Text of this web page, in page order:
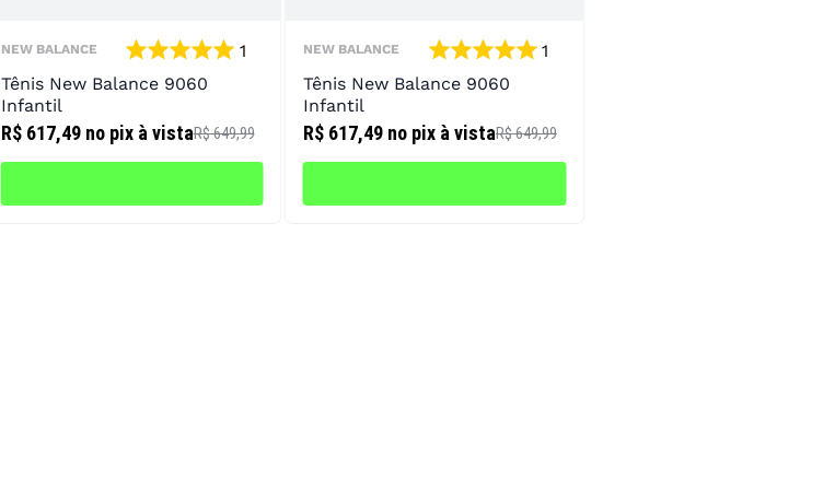
NEW BALANCE
1
Tênis New Balance 9060
Infantil
R$ 617,49 no pix à vistaR$ 649,99
NEW BALANCE
1
Tênis New Balance 9060
Infantil
R$ 617,49 no pix à vistaR$ 649,99